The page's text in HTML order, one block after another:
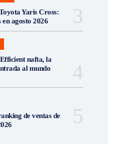
Yaris Cross:
en agosto 2026
nafta, la
al mundo
de ventas de